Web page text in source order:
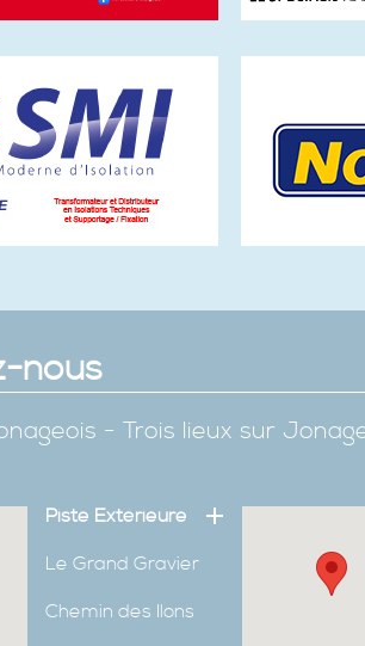
nous
- Trois lieux sur
Piste Extérieure
Le Grand Gravier
Chemin des Ilons